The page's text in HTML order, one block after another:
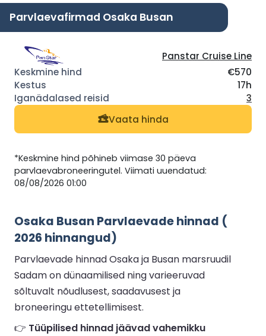
Parvlaevafirmad Osaka Busan
Panstar Cruise Line
€570
17h
3
Vaata hinda
*Keskmine hind põhineb viimase 30 päeva
parvlaevabroneeringutel. Viimati uuendatud:
08/08/2026 01:00
Osaka Busan Parvlaevade hinnad (
2026 hinnangud)
Parvlaevade hinnad Osaka ja Busan marsruudil
Sadam on dünaamilised ning varieeruvad
sõltuvalt nõudlusest, saadavusest ja
broneeringu ettetellimisest.
👉 Tüüpilised hinnad jäävad vahemikku